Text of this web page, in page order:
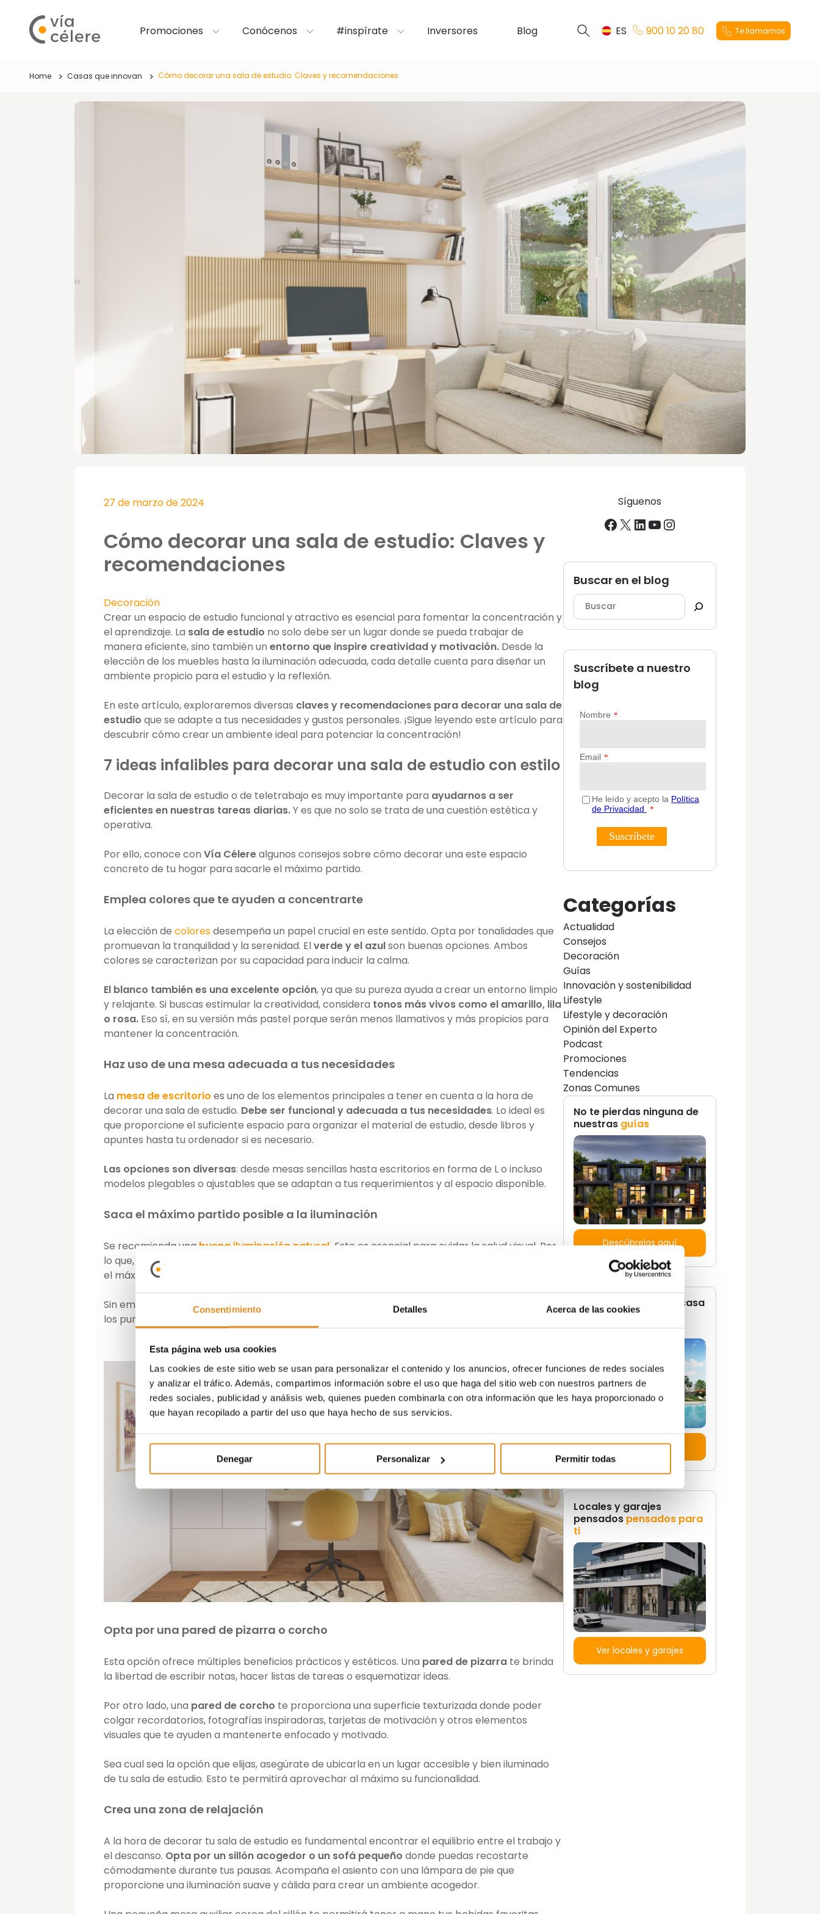
Consentimiento Detalles Acerca de las cookies
Esta página web usa cookies
Las cookies de este sitio web se usan para personalizar el contenido y los anuncios, ofrecer funciones de redes sociales
y analizar el tráfico. Además, compartimos información sobre el uso que haga del sitio web con nuestros partners de
redes sociales, publicidad y análisis web, quienes pueden combinarla con otra información que les haya proporcionado o
que hayan recopilado a partir del uso que haya hecho de sus servicios.
Denegar Personalizar Permitir todas
Promociones Conócenos #inspírate Inversores Blog ES 900 10 20 80 Te llamamos
Home Casas que innovan Cómo decorar una sala de estudio: Claves y recomendaciones
27 de marzo de 2024
Cómo decorar una sala de estudio: Claves y
recomendaciones
Decoración
Crear un espacio de estudio funcional y atractivo es esencial para fomentar la concentración y
el aprendizaje. La sala de estudio no solo debe ser un lugar donde se pueda trabajar de
manera eficiente, sino también un entorno que inspire creatividad y motivación. Desde la
elección de los muebles hasta la iluminación adecuada, cada detalle cuenta para diseñar un
ambiente propicio para el estudio y la reflexión.
En este artículo, exploraremos diversas claves y recomendaciones para decorar una sala de
estudio que se adapte a tus necesidades y gustos personales. ¡Sigue leyendo este artículo para
descubrir cómo crear un ambiente ideal para potenciar la concentración!
7 ideas infalibles para decorar una sala de estudio con estilo
Decorar la sala de estudio o de teletrabajo es muy importante para ayudarnos a ser
eficientes en nuestras tareas diarias.Y es que no solo se trata de una cuestión estética y
operativa.
Por ello, conoce con Vía Célerealgunos consejos sobre cómo decorar una este espacio
concreto de tu hogar para sacarle el máximo partido.
Emplea colores que te ayuden a concentrarte
La elección de coloresdesempeña un papel crucial en este sentido. Opta por tonalidades que
promuevan la tranquilidad y la serenidad. Elverde y el azulson buenas opciones. Ambos
colores se caracterizan por su capacidad para inducir la calma.
El blanco también es una excelente opción, ya que su pureza ayuda a crear un entorno limpio
y relajante. Si buscas estimular la creatividad, considera tonos más vivos como el amarillo, lila
o rosa. Eso sí, en su versión más pastel porque serán menos llamativos y más propicios para
mantener la concentración.
Haz uso de una mesa adecuada a tus necesidades
La mesa de escritorio es uno de los elementos principales a tener en cuenta a la hora de
decorar una sala de estudio. Debe ser funcional y adecuada a tus necesidades. Lo ideal es
que proporcione el suficiente espacio para organizar el material de estudio, desde libros y
apuntes hasta tu ordenador si es necesario.
Las opciones son diversas: desde mesas sencillas hasta escritorios en forma de L o incluso
modelos plegables o ajustables que se adaptan a tus requerimientos y al espacio disponible.
Saca el máximo partido posible a la iluminación
Se recomienda una buena iluminación natural Esto es esencial para cuidar la salud visual. Por
lo que, al decorar una sala de estudio, orienta la mesa o escritorio hacia la ventana para recibir
el máximo de luz natural posible.
Sin embargo, también debes procurar que la iluminación artificial sea la adecuada, tanto con
los puntos de luz directos como indirectos.
Opta por una pared de pizarra o corcho
Esta opción ofrece múltiples beneficios prácticos y estéticos. Una pared de pizarra te brinda
la libertad de escribir notas, hacer listas de tareas o esquematizar ideas.
Por otro lado, una pared de corcho te proporciona una superficie texturizada donde poder
colgar recordatorios, fotografías inspiradoras, tarjetas de motivación y otros elementos
visuales que te ayuden a mantenerte enfocado y motivado.
Sea cual sea la opción que elijas, asegúrate de ubicarla en un lugar accesible y bien iluminado
de tu sala de estudio. Esto te permitirá aprovechar al máximo su funcionalidad.
Crea una zona de relajación
A la hora de decorar tu sala de estudio es fundamental encontrar el equilibrio entre el trabajo y
el descanso. Opta por un sillón acogedor o un sofá pequeño donde puedas recostarte
cómodamente durante tus pausas. Acompaña el asiento con una lámpara de pie que
proporcione una iluminación suave y cálida para crear un ambiente acogedor.
Síguenos
Facebook
X LinkedIn
YouTube
Instagram
Buscar en el blog
Suscríbete a nuestro
blog
Categorías
Actualidad
Consejos
Decoración
Guías
Innovación y sostenibilidad
Lifestyle
Lifestyle y decoración
Opinión del Experto
Podcast
Promociones
Tendencias
Zonas Comunes
No te pierdas ninguna de
nuestras guías
Descúbrelas aquí
¿Quieres vivir en una casa
con un estilo de vida
propio?
Ver promociones
Locales y garajes
pensados pensados para
ti
Ver locales y garajes